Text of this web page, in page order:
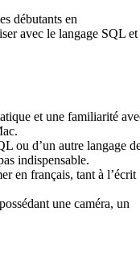
débutants en
avec le langage SQL et
et une familiarité
ou d’un autre langage
indispensable.
en français, tant à l’écrit
une caméra, un